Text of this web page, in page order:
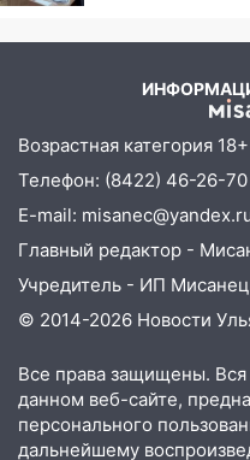
садах 79-
На
временно
10:14
В
коррупционной
отправили в
09:52 Ночью
соседними
09:41 Диана
Бога в СИЗО
Возрастная категория 18+
Телефон: (8422) 46-26-70
E-mail:
Главный редактор -
Учредитель - ИП
© 2014-2026 Новости
Все права защищены.
данном веб-сайте,
персонального
дальнейшему